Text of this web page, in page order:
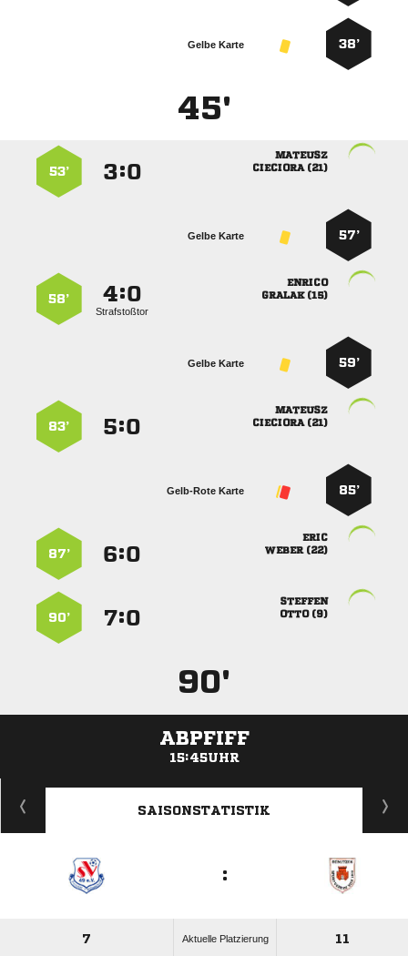
38’
Gelbe Karte
45'

 
:
53’
57’
Gelbe Karte

 
:
Strafstoßtor
58’
59’
Gelbe Karte

 
:
83’
85’
Gelb-Rote Karte

 
:
87’

 
:
90’
90'
ABPFIFF
15:45UHR
ANZEIGE
SAISONSTATISTIK
:
7 Aktuelle Platzierung 11